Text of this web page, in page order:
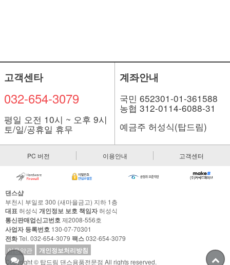
고객센타
032-654-3079
평일 오전 10시 ~ 오후 9시
토/일/공휴일 휴무
계좌안내
국민 652301-01-361588
농협 312-0114-6088-31
예금주 허성식(탑드림)
PC 버전 이용안내 고객센터
댄스샵
부천시 부일로 300 (새마을금고) 지하 1층
대표허성식 개인정보 보호 책임자허성식
통신판매업신고번호제2008-556호
사업자 등록번호 130-07-70301
전화Tel. 032-654-3079 팩스032-654-3079
이용약관
개인정보처리방침
Copyright © 탑드림 댄스용품전문점 All rights reserved.